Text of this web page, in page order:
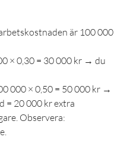
är 100 000
× 0,30 = 30 000 kr → du
000 × 0,50 = 50 000 kr →
= 20 000 kr extra
Observera: